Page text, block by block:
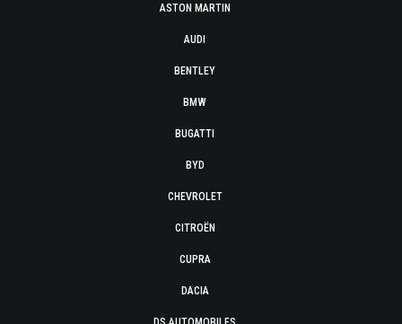
ASTON MARTIN
AUDI
BENTLEY
BMW
BUGATTI
BYD
CHEVROLET
CITROËN
CUPRA
DACIA